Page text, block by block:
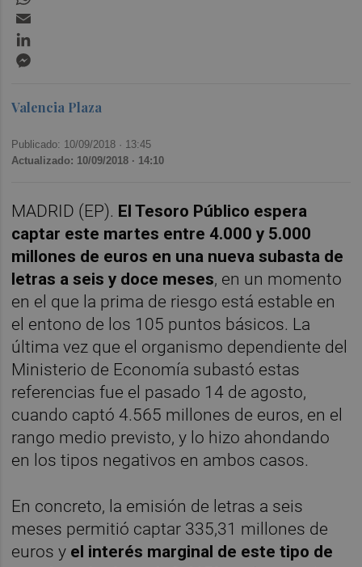
Valencia Plaza
Publicado: 10/09/2018 · 13:45
Actualizado: 10/09/2018 · 14:10
MADRID (EP). El Tesoro Público espera
captar este martes entre 4.000 y 5.000
millones de euros en una nueva subasta de
letras a seis y doce meses, en un momento
en el que la prima de riesgo está estable en
el entono de los 105 puntos básicos. La
última vez que el organismo dependiente del
Ministerio de Economía subastó estas
referencias fue el pasado 14 de agosto,
cuando captó 4.565 millones de euros, en el
rango medio previsto, y lo hizo ahondando
en los tipos negativos en ambos casos.
En concreto, la emisión de letras a seis
meses permitió captar 335,31 millones de
euros y el interés marginal de este tipo de